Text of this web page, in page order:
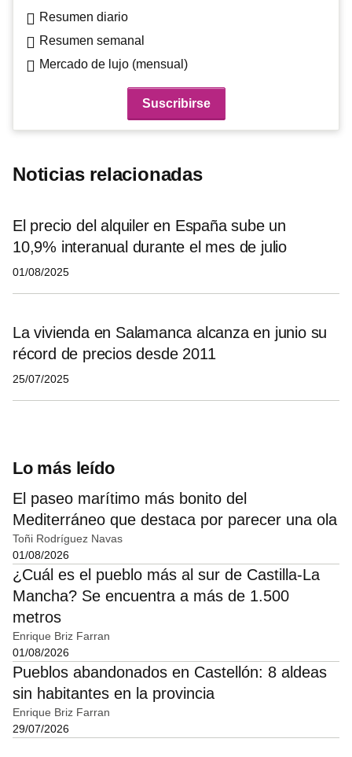
Resumen diario
Resumen semanal
Mercado de lujo (mensual)
Noticias relacionadas
El precio del alquiler en España sube un
10,9% interanual durante el mes de julio
01/08/2025
La vivienda en Salamanca alcanza en junio su
récord de precios desde 2011
25/07/2025
Lo más leído
El paseo marítimo más bonito del
Mediterráneo que destaca por parecer una ola
Toñi Rodríguez Navas
01/08/2026
¿Cuál es el pueblo más al sur de Castilla-La
Mancha? Se encuentra a más de 1.500
metros
Enrique Briz Farran
01/08/2026
Pueblos abandonados en Castellón: 8 aldeas
sin habitantes en la provincia
Enrique Briz Farran
29/07/2026